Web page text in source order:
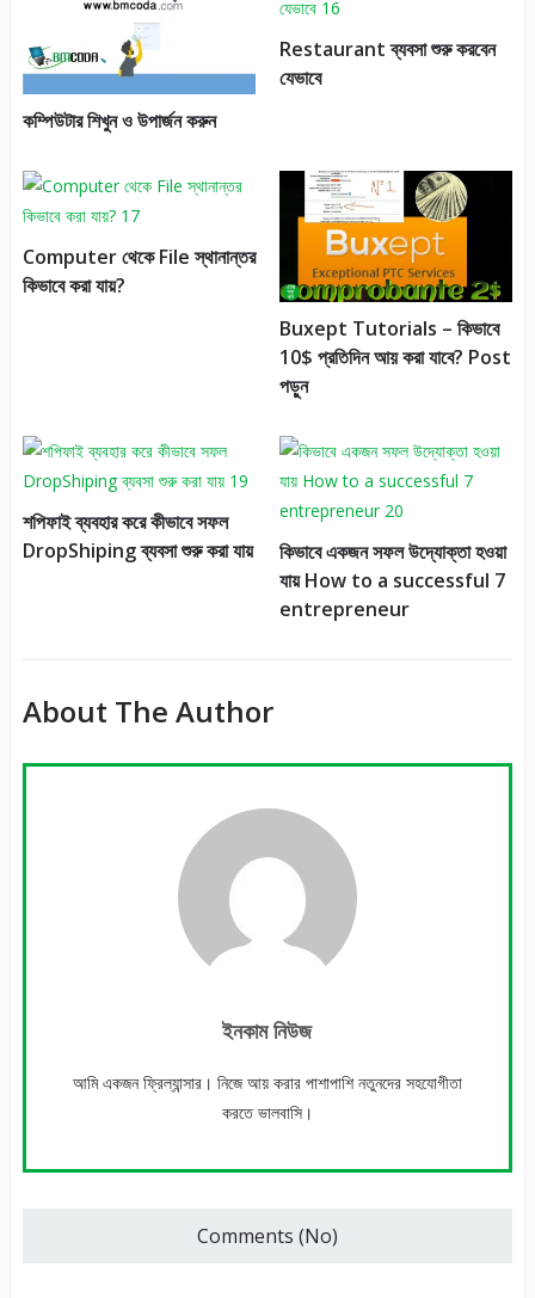
কম্পিউটার শিখুন ও উপার্জন করুন
Restaurant ব্যবসা শুরু করবেন
যেভাবে
Computer থেকে File স্থানান্তর
কিভাবে করা যায়?
Buxept Tutorials – কিভাবে
10$ প্রতিদিন আয় করা যাবে? Post
পড়ুন
শপিফাই ব্যবহার করে কীভাবে সফল
DropShiping ব্যবসা শুরু করা যায়
কিভাবে একজন সফল উদ্যোক্তা হওয়া
যায় How to a successful 7
entrepreneur
About The Author
ইনকাম নিউজ
আমি একজন ফ্রিল্যান্সার। নিজে আয় করার পাশাপাশি নতুনদের সহযোগীতা
করতে ভালবাসি।
Comments (No)